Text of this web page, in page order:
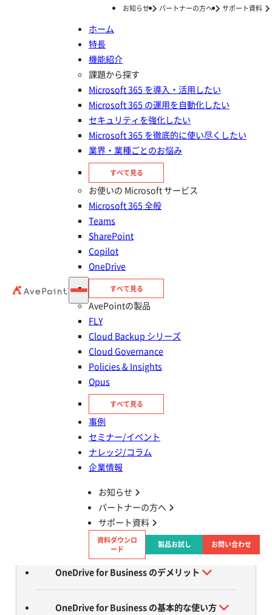
お知らせ パートナーの方へ サポート資料
ホーム
特長
機能紹介
課題から探す
Microsoft 365 を導入・活用したい
Microsoft 365 の運用を自動化したい
セキュリティを強化したい
Microsoft 365 を徹底的に使い尽くしたい
業界・業種ごとのお悩み
すべて見る
お使いの Microsoft サービス
Microsoft 365 全般
Teams
SharePoint
Copilot
OneDrive
すべて見る
AvePointの製品
FLY
Cloud Backup シリーズ
Cloud Governance
Policies & Insights
Opus
すべて見る
事例
セミナー/イベント
ナレッジ/コラム
企業情報
お知らせ
パートナーの方へ
サポート資料
資料ダウンロ
ード
製品お試し お問い合わせ
ナレッジ/コラム
OneDrive for Business の使い方
やOneDrive との違いを解説
2026年04月23日
2023年12月17日
OneDrive for Business とは
OneDrive for Business の基本機能
OneDrive for Business と個人用の OneDrive
OneDrive for Business のメリット
OneDrive for Business のデメリット
OneDrive for Business の基本的な使い方